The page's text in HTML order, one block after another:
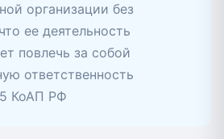
организации без
ее деятельность
повлечь за собой
ответственность
КоАП РФ